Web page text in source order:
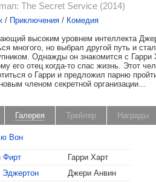
The Secret Service (2014)
/ Приключения / Комедия
высоким уровнем интеллекта
многого, но выбрал другой путь и
Однажды он знакомится с Гарри
его отец когда-то спас жизнь. Этот
о Гарри и предложил парню
членом секретной организации...
Галерея Трейлер Награды
Вон
Фирт
Гарри Харт
Эджертон
Джери Анвин